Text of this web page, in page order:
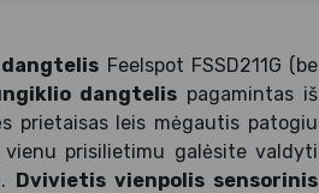
Feelspot FSSD211G (be
dangtelis pagamintas iš
prietaisas leis mėgautis patogiu
prisilietimu galėsite valdyti
Dvivietis vienpolis sensorinis